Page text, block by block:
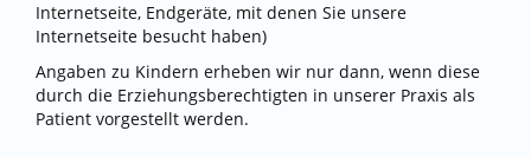
Internetseite, Endgeräte, mit denen Sie unsere
Internetseite besucht haben)
Angaben zu Kindern erheben wir nur dann, wenn diese
durch die Erziehungsberechtigten in unserer Praxis als
Patient vorgestellt werden.